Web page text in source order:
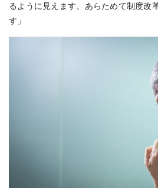
るように見えます。あらためて制度改
す」